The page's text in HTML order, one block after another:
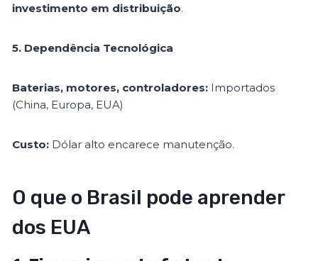
investimento em distribuição.
5. Dependência Tecnológica
Baterias, motores, controladores: Importados
(China, Europa, EUA)
Custo: Dólar alto encarece manutenção.
O que o Brasil pode aprender
dos EUA